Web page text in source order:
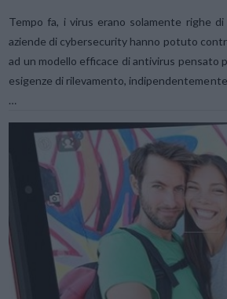
VIEW POST
Tempo fa, i virus erano solamente righe
aziende di cybersecurity hanno potuto
ad un modello efficace di antivirus pensato
esigenze di rilevamento,
…